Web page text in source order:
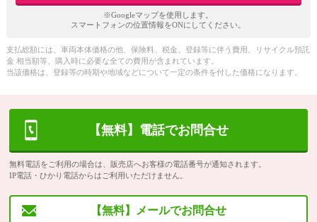
※Googleマップを使用します。
スマートフォンの位置情報をONにしてください。
支払総額には、車両本体価格の他、保険料、税金、登録等に伴う費用、リサイクル預託
金 相当額等、購入時に必要な全ての費用が含まれています。
当該価格は、登録等の時期や地域などについて一定の条件を付した価格になります。
【無料】電話でお問合せ
無料電話をご利用の場合は、販売店へお客様の電話番号が通知されます。
IP電話・ひかり電話からはご利用いただけません。
【無料】メールでお問合せ